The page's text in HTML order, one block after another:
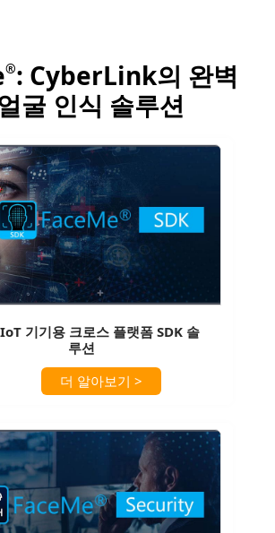
®: CyberLink의 완벽
굴 인식 솔루션
기기용 크로스 플랫폼 SDK 솔
루션
더 알아보기 >